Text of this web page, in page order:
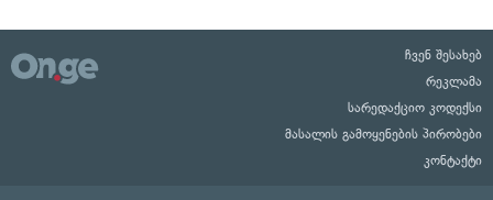
ჩვენ შესახებ
რეკლამა
სარედაქციო კოდექსი
მასალის გამოყენების პირობები
კონტაქტი